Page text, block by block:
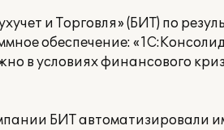
и Торговля» (БИТ) по
обеспечение:
в условиях финансового
БИТ